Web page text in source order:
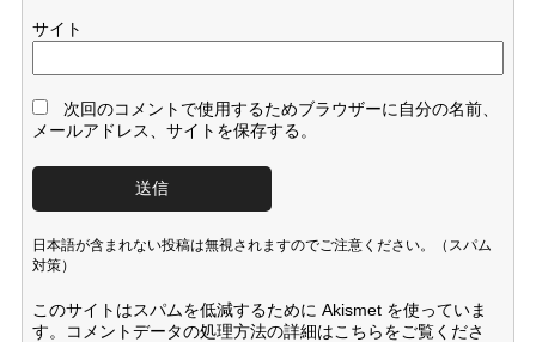
サイト
次回のコメントで使用するためブラウザーに自分の名前、
メールアドレス、サイトを保存する。
日本語が含まれない投稿は無視されますのでご注意ください。（スパム
対策）
このサイトはスパムを低減するために Akismet を使っていま
す。
コメントデータの処理方法の詳細はこちらをご覧くださ